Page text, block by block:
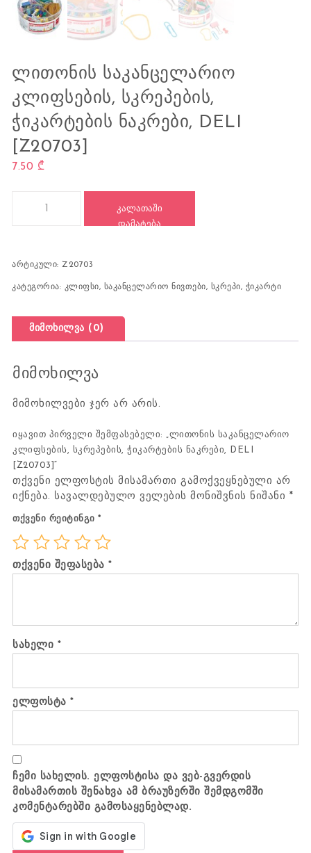
ᲚᲘᲗᲝᲜᲘᲡ ᲡᲐᲙᲐᲜᲪᲔᲚᲐᲠᲘᲝ
ᲙᲚᲘᲤᲡᲔᲑᲘᲡ, ᲡᲙᲠᲔᲞᲔᲑᲘᲡ,
ᲭᲘᲙᲐᲠᲢᲔᲑᲘᲡ ᲜᲐᲙᲠᲔᲑᲘ, DELI
[Z20703]
7.50 ₾
ᲙᲐᲚᲐᲗᲐᲨᲘ
ᲓᲐᲛᲐᲢᲔᲑᲐ
არტიკული:Z20703
კატეგორია: კლიფსი, საკანცელარიო ნივთები, სკრეპი, ჭიკარტი
მიმოხილვა (0)
მიმოხილვა
მიმოხილვები ჯერ არ არის.
იყავით პირველი შემფასებელი: „ლითონის საკანცელარიო
კლიფსების, სკრეპების, ჭიკარტების ნაკრები, DELI
[Z20703]“
თქვენი ელფოსტის მისამართი გამოქვეყნებული არ
იქნება. სავალდებულო ველების მონიშვნის ნიშანი *
თქვენი რეიტინგი*
თქვენი შეფასება*
სახელი *
ელფოსტა*
ჩემი სახელის. ელფოსტისა და ვებ-გვერდის
მისამართის შენახვა ამ ბრაუზერში შემდგომში
კომენტარებში გამოსაყენებლად.